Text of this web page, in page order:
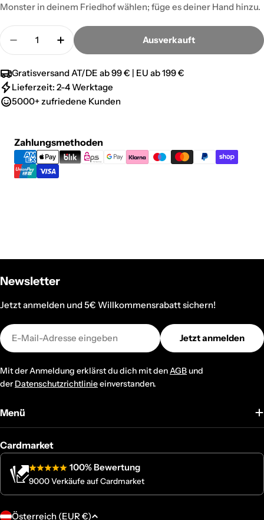
Monster in deinem Friedhof wählen; füge es deiner Hand hinzu.
Menge
Menge für Geschwindigkeitserholung - Common
Menge für Geschwindigkeitserholung -
Ausverkauft
Gratisversand AT/DE ab 99 € | EU ab 199 €
Lieferzeit: 2-4 Werktage
5000+ zufriedene Kunden
Zahlungsmethoden
Zahlungsmethoden
Newsletter
Jetzt anmelden und 5€ Willkommensrabatt sichern!
E-
Mail
Jetzt anmelden
Mit der Anmeldung erklärst du dich mit denAGB und
der Datenschutzrichtlinieeinverstanden.
Menü
Cardmarket
100% Bewertung
9000 Verkäufe auf Cardmarket
L Österreich (EUR €)